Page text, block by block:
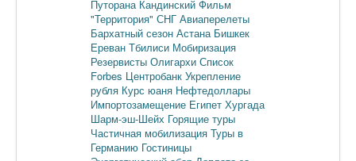
Путорана Кандинский Фильм
"Территория" СНГ Авиаперелеты
Бархатный сезон Астана Бишкек
Ереван Тбилиси Мобиризация
Резервисты Олигархи Список
Forbes Центробанк Укрепление
рубля Курс юаня Нефтедоллары
Импортозамещение Египет Хургада
Шарм-эш-Шейх Горящие туры
Частичная мобилизация Туры в
Германию Гостиницы